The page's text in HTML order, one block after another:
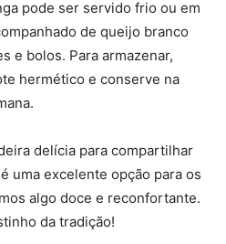
pode ser servido frio ou em
de queijo branco
e bolos. Para armazenar,
hermético e conserve na
delícia para compartilhar
uma excelente opção para os
algo doce e reconfortante.
da tradição!